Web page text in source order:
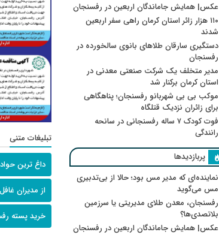
عکس| همایش جاماندگان اربعین در رفسنجان
۱۱۰ هزار زائر استان کرمان راهی سفر اربعین
شدند
دستگیری سارقان طلاهای بانوی سالخورده در
رفسنجان
مدیر متخلف یک شرکت صنعتی معدنی در
استان کرمان برکنار شد
موکب بی بی شهربانو رفسنجان؛ پناهگاهی
برای زائران نزدیک قتلگاه
فوت کودک ۷ ساله رفسنجانی در سانحه
رانندگی
پربازدیدها
نماینده‌ای که مدیر مس بود؛ حالا از بی‌تدبیری
مس می‌گوید
رفسنجان، معدن طلای مدیریتی یا سرزمین
بلاتصدی‌ها؟
عکس| همایش جاماندگان اربعین در رفسنجان
تبلیغات متنی
داغ ترین
از مدیران
خرید پسته